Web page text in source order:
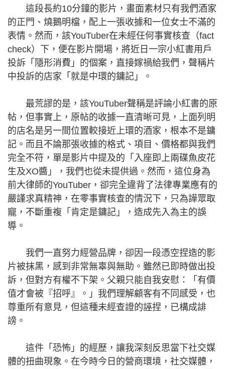
這段長約10分鐘的影片，畫面素材只有我們酒家
的正門、燒鵝明檔，配上一張收據和一位女士不滿的
表情。然而，該YouTuber在未經任何事實核查（fact
check）下，便在影片開場，將近日一宗小紅書用戶
投訴「隱形消費」的個案，直接嫁禍給我們，聲稱片
中投訴的店家「就是中環的鏞記」。
最荒謬的是，該YouTuber聲稱是評論小紅書的原
帖，但事實上，原帖的收據一直清晰可見，上面列明
的店名是另一間位置較接近上環的酒家，根本不是鏞
記。而且不論那張收據的格式、項目、價格都與我們
完全不符，單是影片中提及的「入座即上兩碟魚皮花
生及XO醬」，我們也從未提供過。然而，這位身為
前大律師的YouTuber，卻完全違背了法律專業應有的
嚴謹求真精神，在零事實核查的情況下，只為譁眾取
寵，不斷重複「肯定是鏞記」，造成先入為主的誤
導。
我們一直努力經營品牌，卻因一段憑空捏造的影
片被抹黑，感到非常無辜與無助。雖然已即時做出投
訴，但對方有權不下架。父親只能自我安慰：「有價
值才會被『招呼』。」我們理解顧客有不同感受，也
尊重所有意見，但這種未經查證的誣捏，已構成誹
謗。
這件「恐怖」的經歷，讓我深刻反思當下社交媒
體的扭曲現象。在今時今日的營商環境，社交媒體，